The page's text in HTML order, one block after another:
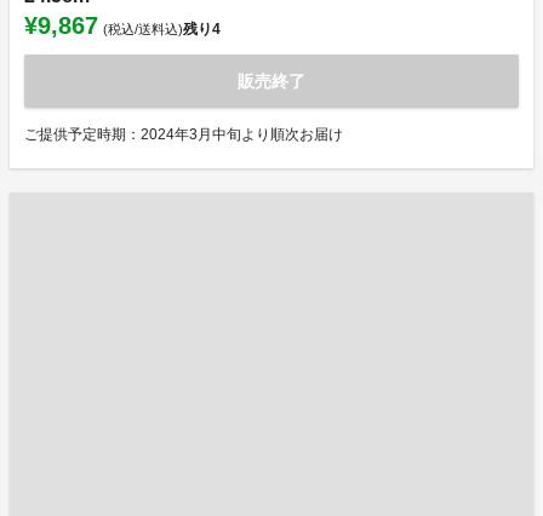
¥9,867 (税込/送料込)残り4
販売終了
ご提供予定時期：2024年3月中旬より順次お届け